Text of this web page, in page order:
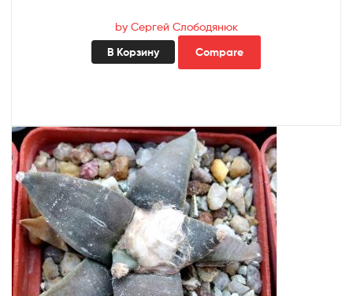
by Сергей Слободянюк
В Корзину Compare